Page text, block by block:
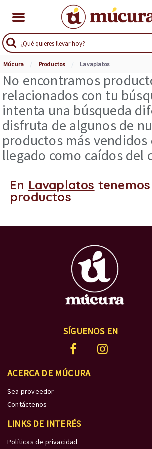
Múcura Productos Lavaplatos
No encontramos
relacionados con tu
intenta una búsqueda
disfruta de algunos de
productos más vendidos
llegado como caídos del
En Lavaplatos
productos
SÍGUENOS EN
ACERCA DE MÚCURA
Sea proveedor
Contáctenos
LINKS DE INTERÉS
Políticas de privacidad